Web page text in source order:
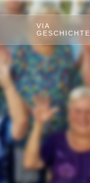
VIA
GESCHICHTE